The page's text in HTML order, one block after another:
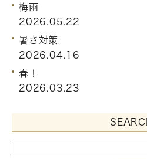
梅雨
2026.05.22
暑さ対策
2026.04.16
春！
2026.03.23